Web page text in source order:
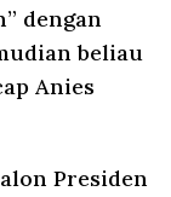
dengan
beliau
Anies
Presiden